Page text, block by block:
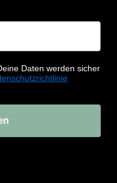
Daten werden sicher